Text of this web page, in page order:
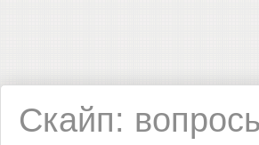
Скайп: